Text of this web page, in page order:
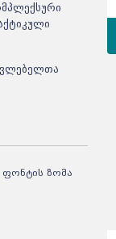
ფონტის ზომა